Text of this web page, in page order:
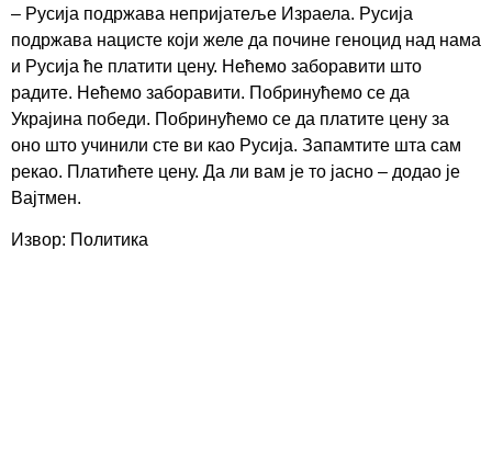
– Русија подржава непријатеље Израела. Русија
подржава нацисте који желе да почине геноцид над нама
и Русија ће платити цену. Нећемо заборавити што
радите. Нећемо заборавити. Побринућемо се да
Украјина победи. Побринућемо се да платите цену за
оно што учинили сте ви као Русија. Запамтите шта сам
рекао. Платићете цену. Да ли вам је то јасно – додао је
Вајтмен.
Извор: Политика